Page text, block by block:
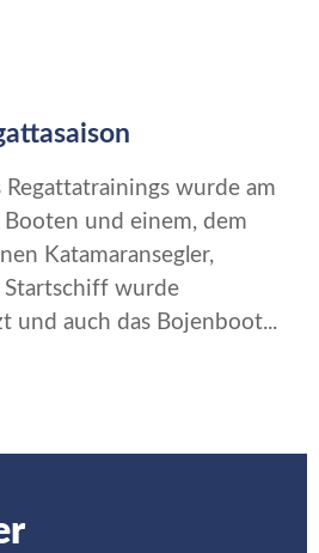
Regattatrainings wurde am
und einem, dem
Katamaransegler,
Startschiff wurde
und auch das Bojenboot...